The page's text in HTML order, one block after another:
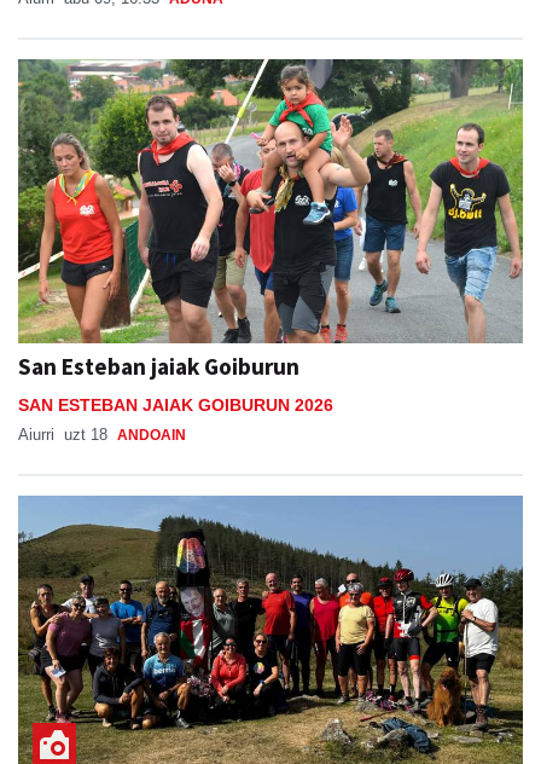
San Esteban jaiak Goiburun
SAN ESTEBAN JAIAK GOIBURUN 2026
Aiurri uzt 18 ANDOAIN